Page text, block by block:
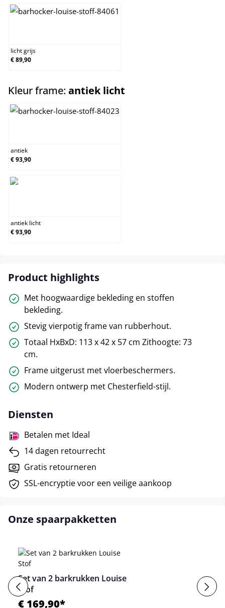
licht grijs
€ 89,90
Kleur frame: antiek licht
antiek
€ 93,90
antiek licht
€ 93,90
Product highlights
Met hoogwaardige bekleding en stoffen
bekleding.
Stevig vierpotig frame van rubberhout.
Totaal HxBxD: 113 x 42 x 57 cm Zithoogte: 73
cm.
Frame uitgerust met vloerbeschermers.
Modern ontwerp met Chesterfield-stijl.
Diensten
Betalen met Ideal
14 dagen retourrecht
Gratis retourneren
SSL-encryptie voor een veilige aankoop
Onze spaarpakketten
Set van 2 barkrukken Louise
Stof
€ 169,90*